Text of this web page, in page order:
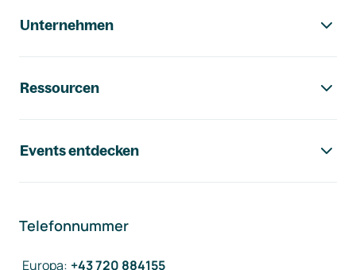
Unternehmen
Ressourcen
Events entdecken
Telefonnummer
Europa: +43 720 884155